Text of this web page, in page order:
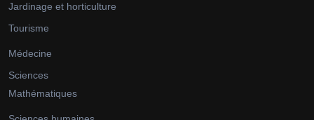
Jardinage et horticulture
Tourisme
Médecine
Sciences
Mathématiques